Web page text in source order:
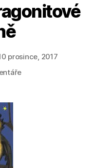
prosince, 2017
u